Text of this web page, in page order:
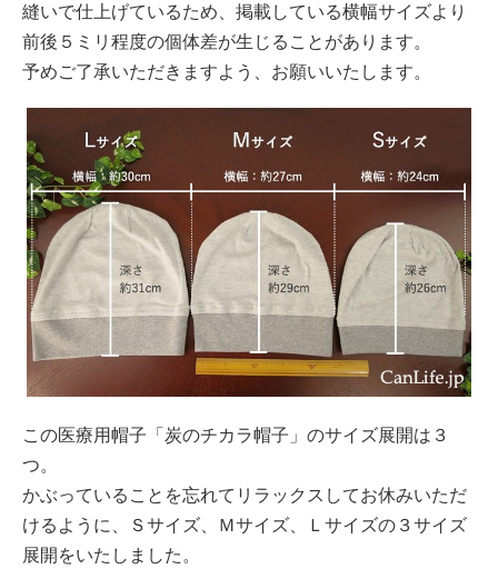
縫いで仕上げているため、掲載している横幅サイズより
前後５ミリ程度の個体差が生じることがあります。
予めご了承いただきますよう、お願いいたします。
この医療用帽子「炭のチカラ帽子」のサイズ展開は３
つ。
かぶっていることを忘れてリラックスしてお休みいただ
けるように、Ｓサイズ、Ｍサイズ、Ｌサイズの３サイズ
展開をいたしました。